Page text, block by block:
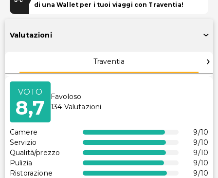
Servizi spa in loco
TV nelle aree comuni
Club per bambini
Strutture per il fitness
Sala giochi
Parcheggio per biciclette disponibile
Accessibilità
Percorso accessibile in sedia a rotelle
di una Wallet per i tuoi viaggi con Traventia!
Valutazioni
Traventia
VOTO
8,7
Favoloso
134 Valutazioni
Camere 9/10
Servizio
9/10
Qualità/prezzo
9/10
Pulizia
9/10
Ristorazione
9/10